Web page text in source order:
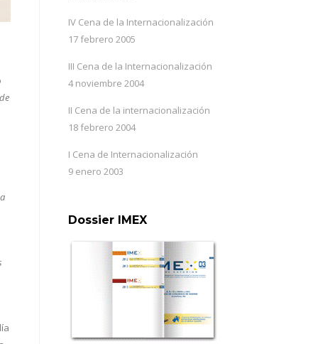
IV Cena de la Internacionalización
17 febrero 2005
III Cena de la Internacionalización
4 noviembre 2004
II Cena de la internacionalización
18 febrero 2004
I Cena de Internacionalización
9 enero 2003
Dossier IMEX